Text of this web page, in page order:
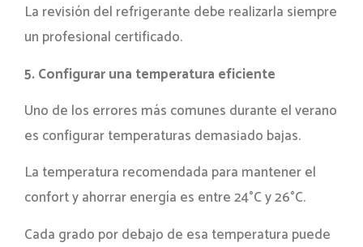
La revisión del refrigerante debe realizarla siempre
un profesional certificado.
5. Configurar una temperatura eficiente
Uno de los errores más comunes durante el verano
es configurar temperaturas demasiado bajas.
La temperatura recomendada para mantener el
confort y ahorrar energía es entre 24°C y 26°C.
Cada grado por debajo de esa temperatura puede